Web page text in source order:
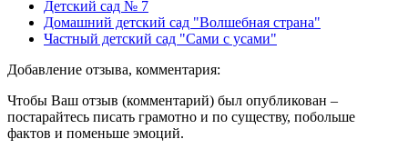
Детский сад № 7
Домашний детский сад "Волшебная страна"
Частный детский сад "Сами с усами"
Добавление отзыва, комментария:
Чтобы Ваш отзыв (комментарий) был опубликован –
постарайтесь писать грамотно и по существу, побольше
фактов и поменьше эмоций.